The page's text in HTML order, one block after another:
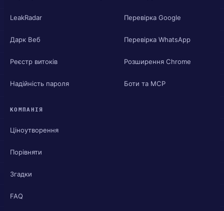
LeakRadar
Дарк Веб
Реєстр витоків
Надійність пароля
Перевірка Google
Перевірка WhatsApp
Розширення Chrome
Боти та MCP
КОМПАНІЯ
Ціноутворення
Порівняти
Згадки
FAQ